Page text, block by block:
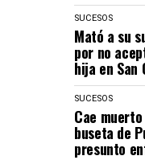
SUCESOS
Mató a su
por no
hija en San
SUCESOS
Cae
buseta de
presunto